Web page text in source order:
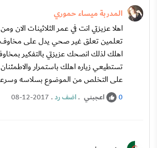
المدربة ميساء حموري
اهلا عزيزتي انت في عمر الثلاثينات الان
تعلمين تعلق غير صحي يدل على مخاوف من
اهلك لذلك انصحك عزيزتي بالتفكير
تستطيعي زياره اهلك باستمرار
على التخلص من الموضوع بسلاسه
0 اعجبني .اضف رد.
08-12-2017